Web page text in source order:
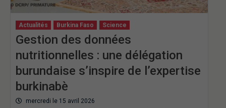
Actualités Burkina Faso Science
Gestion des données
nutritionnelles : une délégation
burundaise s’inspire de l’expertise
burkinabè
mercredi le 15 avril 2026